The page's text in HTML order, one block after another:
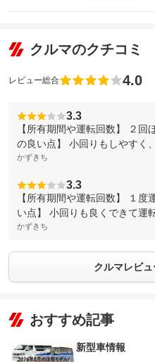
クルマのクチコミ
レビュー総合 4.0
3.3
【所有期間や運転回数】 ２
の良い点】 小回りもしやすく
かずきち
3.3
【所有期間や運転回数】 １
い点】 小回りも良くできて運
かずきち
クルマレビ
おすすめ記事
新型車情報